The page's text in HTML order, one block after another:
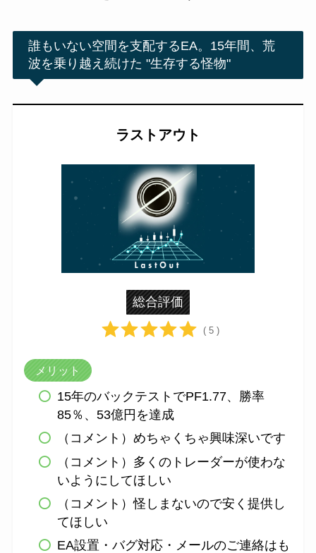
誰もいない空間を支配するEA。15年間、荒
波を乗り越え続けた "生存する怪物"
ラストアウト
総合評価
( 5 )
メリット
15年のバックテストでPF1.77、勝率
85％、53億円を達成
（コメント）めちゃくちゃ興味深いです
（コメント）多くのトレーダーが使わな
いようにしてほしい
（コメント）怪しまないので安く提供し
てほしい
EA設置・バグ対応・メールのご連絡はも